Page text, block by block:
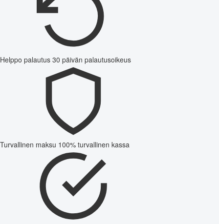
Helppo palautus 30 päivän palautusoikeus
Turvallinen maksu 100% turvallinen kassa